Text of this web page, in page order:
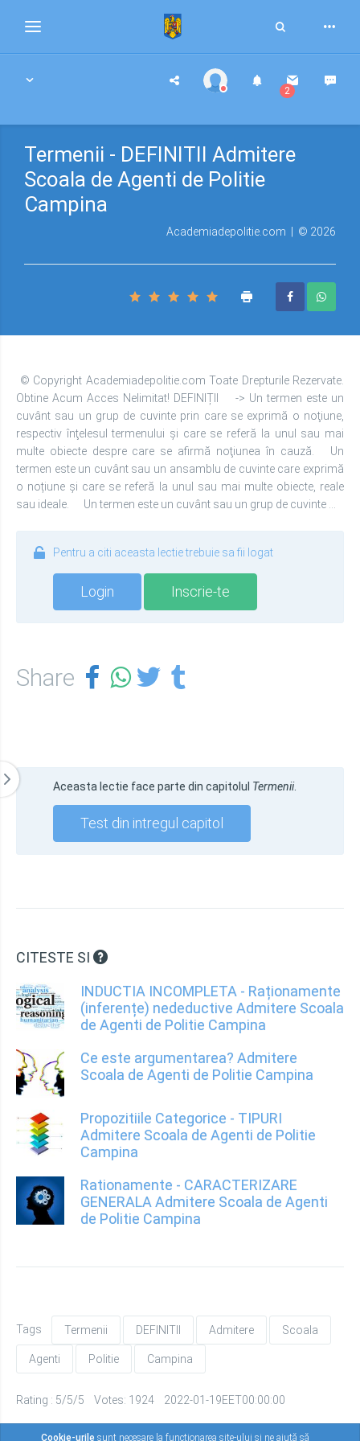
Toggle
navigation
Toggle
2
Termenii - DEFINITII Admitere
Scoala de Agenti de Politie
Campina
Academiadepolitie.com | © 2026
© Copyright Academiadepolitie.com Toate Drepturile Rezervate.
Obtine Acum Acces Nelimitat! DEFINIȚII -> Un termen este un
cuvânt sau un grup de cuvinte prin care se exprimă o noţiune,
respectiv înţelesul termenului şi care se referă la unul sau mai
multe obiecte despre care se afirmă noţiunea în cauză. Un
termen este un cuvânt sau un ansamblu de cuvinte care exprimă
o noțiune și care se referă la unul sau mai multe obiecte, reale
sau ideale. Un termen este un cuvânt sau un grup de cuvinte ...
Pentru a citi aceasta lectie trebuie sa fii logat
Login Inscrie-te
Share
Aceasta lectie face parte din capitolul Termenii.
Test din intregul capitol
CITESTE SI
INDUCTIA INCOMPLETA - Raționamente
(inferențe) nedeductive Admitere Scoala
de Agenti de Politie Campina
Ce este argumentarea? Admitere
Scoala de Agenti de Politie Campina
Propozitiile Categorice - TIPURI
Admitere Scoala de Agenti de Politie
Campina
Rationamente - CARACTERIZARE
GENERALA Admitere Scoala de Agenti
de Politie Campina
Tags Termenii DEFINITII Admitere Scoala
Agenti Politie Campina
Rating : 5/5/5 Votes: 1924 2022-01-19EET00:00:00
Cookie-urile sunt necesare la funcționarea site-ului și ne ajută să